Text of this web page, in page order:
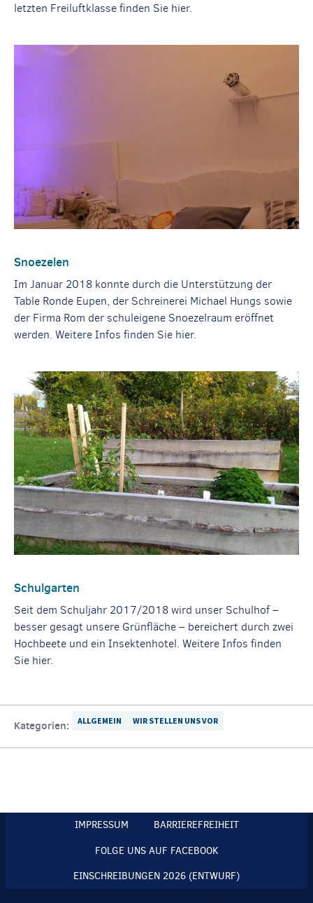
letzten Freiluftklasse finden Sie hier.
Snoezelen
Im Januar 2018 konnte durch die Unterstützung der
Table Ronde Eupen, der Schreinerei Michael Hungs sowie
der Firma Rom der schuleigene Snoezelraum eröffnet
werden. Weitere Infos finden Sie hier.
Schulgarten
Seit dem Schuljahr 2017/2018 wird unser Schulhof –
besser gesagt unsere Grünfläche – bereichert durch zwei
Hochbeete und ein Insektenhotel. Weitere Infos finden
Sie hier.
Kategorien: ALLGEMEIN WIR STELLEN UNS VOR
IMPRESSUM
BARRIEREFREIHEIT
FOLGE UNS AUF FACEBOOK
EINSCHREIBUNGEN 2026 (ENTWURF)